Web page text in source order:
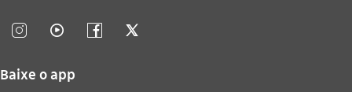
instagram_outline video_outline facebook_outline twitter_outline
Baixe o app